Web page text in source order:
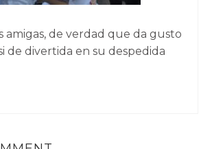
amigas, de verdad que da gusto
de divertida en su despedida